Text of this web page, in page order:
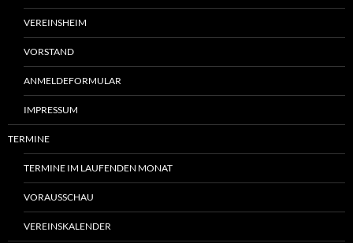
VEREINSHEIM
VORSTAND
ANMELDEFORMULAR
IMPRESSUM
TERMINE
TERMINE IM LAUFENDEN MONAT
VORAUSSCHAU
VEREINSKALENDER